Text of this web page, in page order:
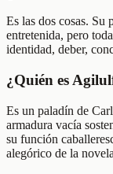
Es las dos cosas. Su
entretenida, pero
identidad, deber,
¿Quién es
Es un paladín de
armadura vacía
su función
alegórico de la